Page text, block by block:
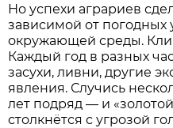
Но успехи аграриев
зависимой от
окружающей среды.
Каждый год в разных
засухи, ливни, другие
явления. Случись
лет подряд — и
столкнётся с угрозой